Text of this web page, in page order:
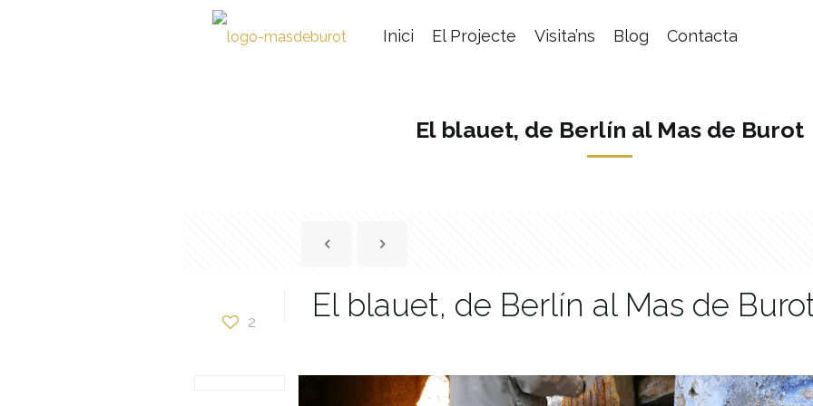
Inici El Projecte Visita’ns Blog Contacta
El blauet, de Berlín al Mas de Burot
2 El blauet, de Berlín al Mas de